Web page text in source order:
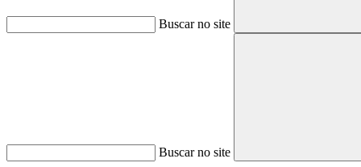
Buscar no site
Buscar no site